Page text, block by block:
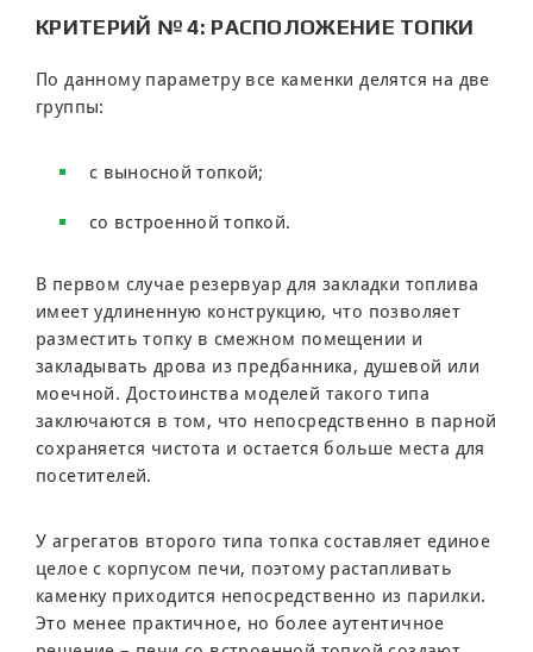
КРИТЕРИЙ № 4: РАСПОЛОЖЕНИЕ ТОПКИ
По данному параметру все каменки делятся на две
группы:
с выносной топкой;
со встроенной топкой.
В первом случае резервуар для закладки топлива
имеет удлиненную конструкцию, что позволяет
разместить топку в смежном помещении и
закладывать дрова из предбанника, душевой или
моечной. Достоинства моделей такого типа
заключаются в том, что непосредственно в парной
сохраняется чистота и остается больше места для
посетителей.
У агрегатов второго типа топка составляет единое
целое с корпусом печи, поэтому растапливать
каменку приходится непосредственно из парилки.
Это менее практичное, но более аутентичное